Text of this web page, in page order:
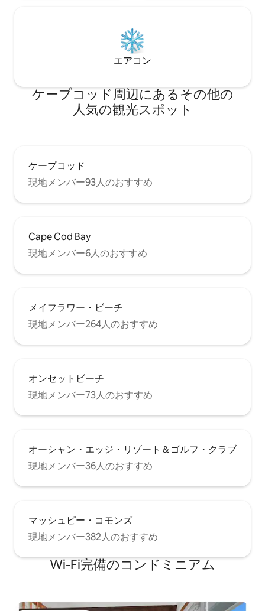
エアコン
ケープコッド⁠周⁠辺⁠に⁠あ⁠るそ⁠の⁠他⁠の
人⁠気⁠の観⁠光⁠ス⁠ポ⁠ッ⁠ト
ケープコッド
現地メンバー93人のおすすめ
Cape Cod Bay
現地メンバー6人のおすすめ
メイフラワー・ビーチ
現地メンバー264人のおすすめ
オンセットビーチ
現地メンバー73人のおすすめ
オーシャン・エッジ・リゾート＆ゴルフ・クラブ
現地メンバー36人のおすすめ
マッシュピー・コモンズ
現地メンバー382人のおすすめ
Wi-Fi完備のコンドミニアム